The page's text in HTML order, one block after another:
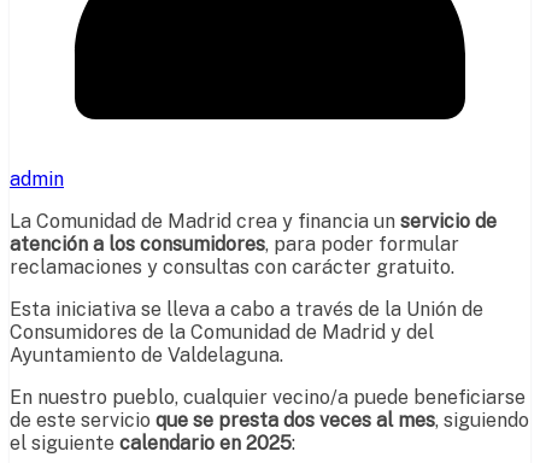
admin
La Comunidad de Madrid crea y financia un servicio de
atención a los consumidores, para poder formular
reclamaciones y consultas con carácter gratuito.
Esta iniciativa se lleva a cabo a través de la Unión de
Consumidores de la Comunidad de Madrid y del
Ayuntamiento de Valdelaguna.
En nuestro pueblo, cualquier vecino/a puede beneficiarse
de este servicio que se presta dos veces al mes, siguiendo
el siguiente calendario en 2025: